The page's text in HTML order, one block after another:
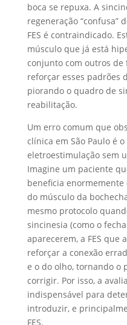
boca se repuxa. A
regeneração “confusa”
FES é contraindicado.
músculo que já está
conjunto com outros
reforçar esses padrões
piorando o quadro de
reabilitação.
Um erro comum que
clínica em São Paulo é
eletroestimulação sem
Imagine um paciente
beneficia enormemente
do músculo da
mesmo protocolo
sincinesia (como o
aparecerem, a FES que
reforçar a conexão
e o do olho, tornando o
corrigir. Por isso, a
indispensável para
introduzir, e
FES.